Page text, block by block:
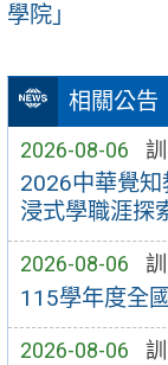
相關公告
2026-08-06
2026中華覺
浸式學職涯探
2026-08-06
115學年度全
2026-08-06
學院」